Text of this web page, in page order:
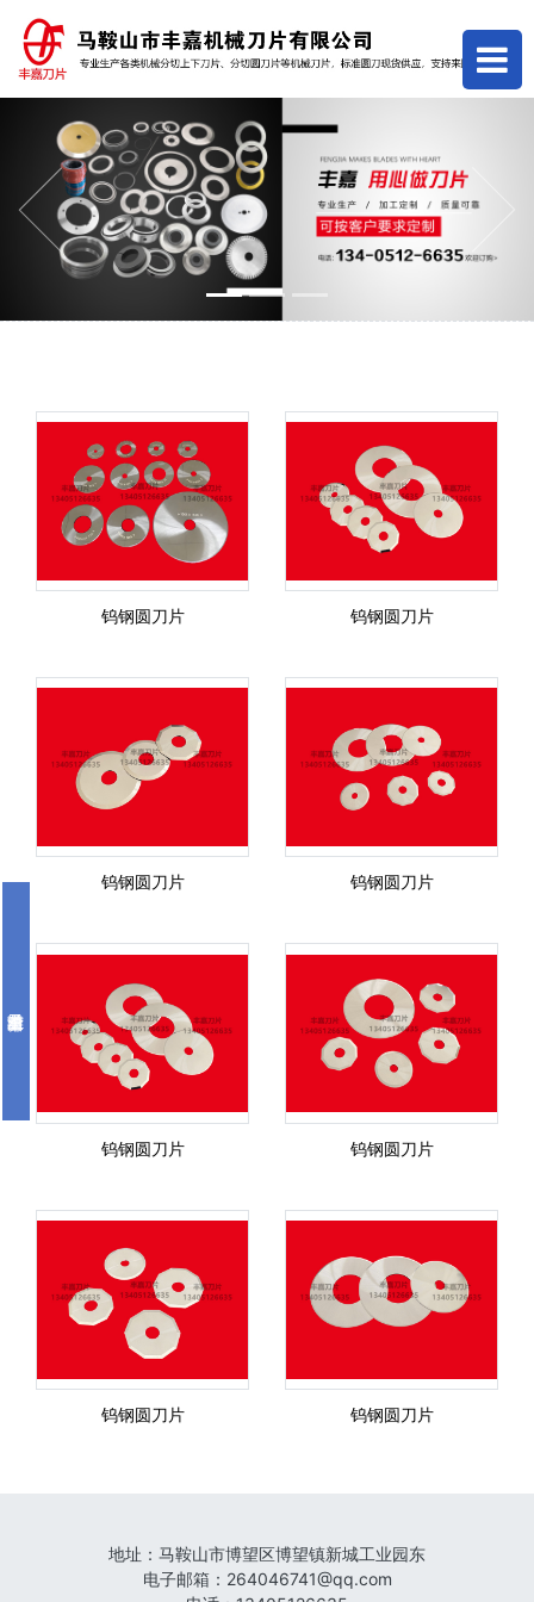
Previous
钨钢圆刀片 钨钢圆刀片
钨钢圆刀片 钨钢圆刀片
钨钢圆刀片 钨钢圆刀片
钨钢圆刀片 钨钢圆刀片
地址： 马鞍山市博望区博望镇新城工业园东
电子邮箱： 264046741@qq.com